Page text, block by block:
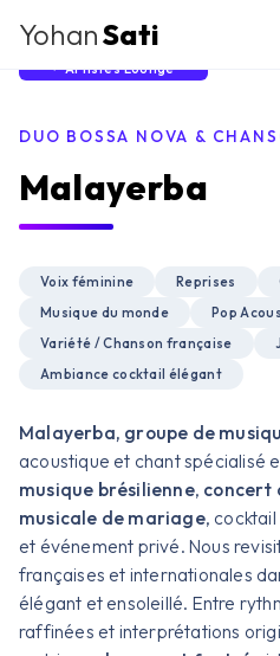
YohanSati
Artistes Lounge
DUO BOSSA NOVA &
Malayerba
Voix féminine Reprises
Musique du monde
Pop
Variété / Chanson française
Ambiance cocktail élégant
Malayerba, groupe de
acoustique et chant spécialisé
musique brésilienne, concert
musicale de mariage, cocktail
et événement privé. Nous
françaises et internationales
élégant et ensoleillé. Entre
raffinées et interprétations